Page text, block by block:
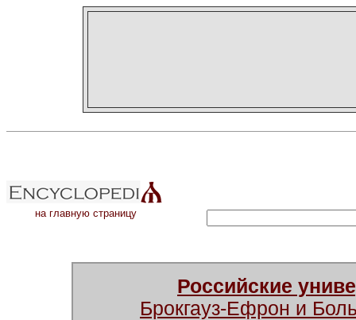
на главную страницу
Российские
Брокгауз-Ефрон и